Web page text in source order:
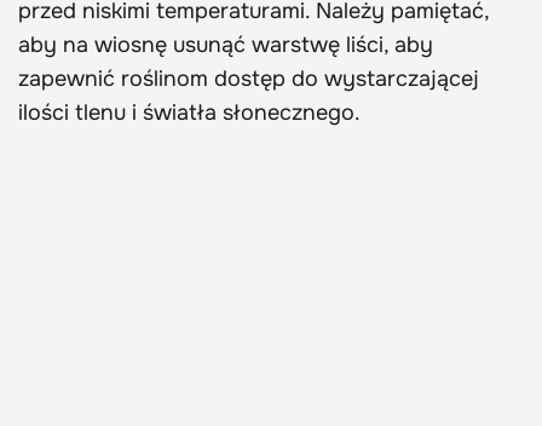
przed niskimi temperaturami. Należy pamiętać,
aby na wiosnę usunąć warstwę liści, aby
zapewnić roślinom dostęp do wystarczającej
ilości tlenu i światła słonecznego.